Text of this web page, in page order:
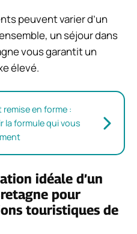
peuvent varier d’un
un séjour dans
vous garantit un
élevé.
en forme :
la formule qui vous
idéale d’un
pour
touristiques de